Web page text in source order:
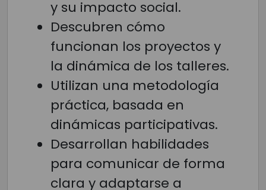
y su impacto social.
Descubren cómo
funcionan los proyectos y
la dinámica de los talleres.
Utilizan una metodología
práctica, basada en
dinámicas participativas.
Desarrollan habilidades
para comunicar de forma
clara y adaptarse a